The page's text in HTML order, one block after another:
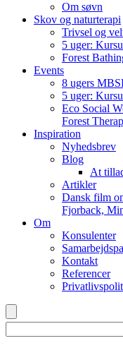
Om søvn
Skov og naturterapi
Trivsel og
5 uger:
Forest
Events
8 ugers
5 uger:
Eco Social
Forest
Inspiration
Nyhedsbrev
Blog
At
Artikler
Dansk film
Fjorback,
Om
Konsulenter
Kontakt
Referencer